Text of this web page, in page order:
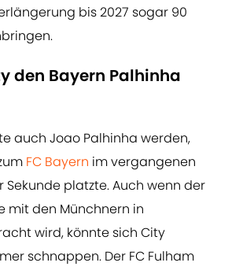
bis 2027 sogar 90
den Bayern Palhinha
auch Joao Palhinha werden,
FC Bayern im vergangenen
Sekunde platzte. Auch wenn der
mit den Münchnern in
wird, könnte sich City
schnappen. Der FC Fulham